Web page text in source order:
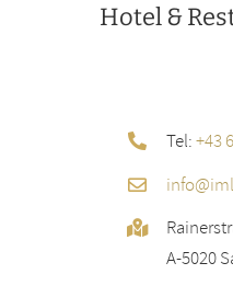
Hotel &
Tel:+43
A-5020